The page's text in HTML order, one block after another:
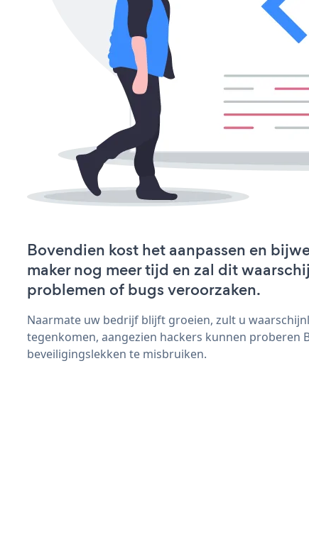
Bovendien kost het aanpassen en
maker nog meer tijd en zal dit
problemen of bugs veroorzaken.
Naarmate uw bedrijf blijft groeien, zult u
tegenkomen, aangezien hackers kunnen proberen
beveiligingslekken te misbruiken.